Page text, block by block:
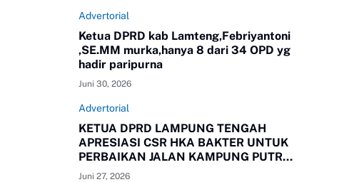
Advertorial
Ketua DPRD kab Lamteng,Febriyantoni
,SE.MM murka,hanya 8 dari 34 OPD yg
hadir paripurna
Juni 30, 2026
Advertorial
KETUA DPRD LAMPUNG TENGAH
APRESIASI CSR HKA BAKTER UNTUK
PERBAIKAN JALAN KAMPUNG PUTRA
BUYUT
Juni 27, 2026